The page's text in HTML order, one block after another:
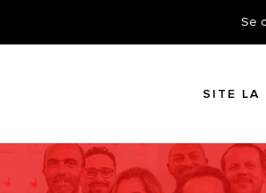
Se
SITE LA